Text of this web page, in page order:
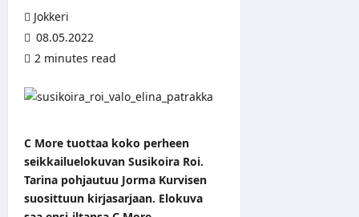
Jokkeri
08.05.2022
2 minutes read
C More tuottaa koko perheen
seikkailuelokuvan Susikoira Roi.
Tarina pohjautuu Jorma Kurvisen
suosittuun kirjasarjaan. Elokuva